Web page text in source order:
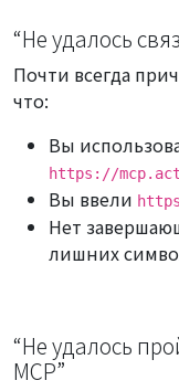
“Не удалось
Почти всегда
что:
Вы
https://
Вы ввели
Нет
лишних
“Не удалось
MCP”